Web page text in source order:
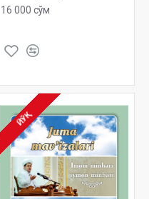
16 000 сўм
ЙЎҚ